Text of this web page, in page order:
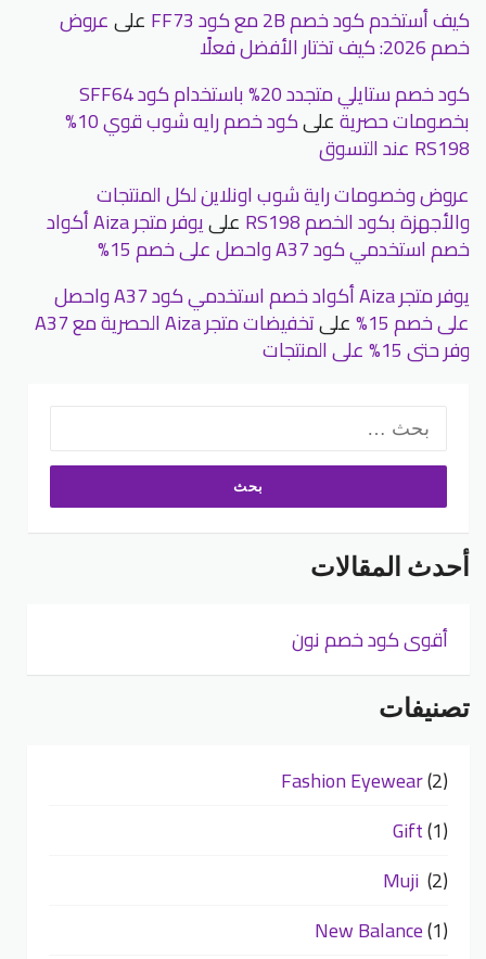
كيف أستخدم كود خصم 2B مع كود FF73
علىعروض
خصم 2026: كيف تختار الأفضل فعلًا
كود خصم ستايلي متجدد 20% باستخدام كود SFF64
بخصومات حصريةعلى كود خصم رايه شوب قوي 10%
RS198 عند التسوق
عروض وخصومات راية شوب اونلاين لكل المنتجات
والأجهزة بكود الخصم RS198 على يوفر متجر Aiza أكواد
خصم استخدمي كود A37 واحصل على خصم 15%
يوفر متجر Aiza أكواد خصم استخدمي كود A37 واحصل
على خصم 15% على تخفيضات متجر Aiza الحصرية مع A37
وفر حتى 15% على المنتجات
البحث
عن:
أحدث المقالات
أقوى كود خصم نون
تصنيفات
Fashion Eyewear(2)
Gift(1)
Muji (2)
New Balance(1)